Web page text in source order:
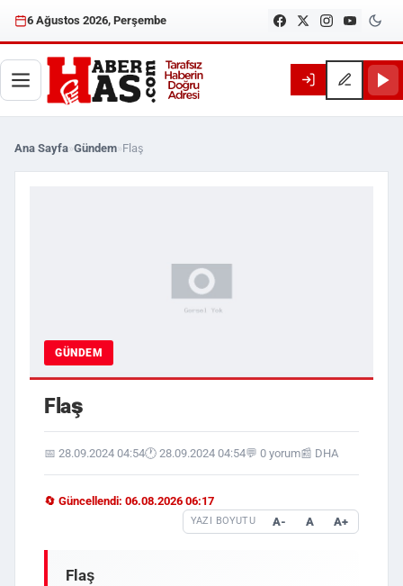
6 Ağustos 2026, Perşembe
Ana Sayfa Gündem Flaş
GÜNDEM
Flaş
📅 28.09.2024 04:54🕐 28.09.2024 04:54💬 0 yorum📰 DHA
🔄 Güncellendi: 06.08.2026 06:17
YAZI BOYUTU A- A A+
Flaş